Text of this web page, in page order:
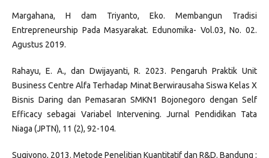
Margahana, H dam Triyanto, Eko. Membangun Tradisi
Entrepreneurship Pada Masyarakat. Edunomika- Vol.03, No. 02.
Agustus 2019.
Rahayu, E. A., dan Dwijayanti, R. 2023. Pengaruh Praktik Unit
Business Centre Alfa Terhadap Minat Berwirausaha Siswa Kelas X
Bisnis Daring dan Pemasaran SMKN1 Bojonegoro dengan Self
Efficacy sebagai Variabel Intervening. Jurnal Pendidikan Tata
Niaga (JPTN), 11 (2), 92-104.
Sugiyono, 2013. Metode Penelitian Kuantitatif dan R&D. Bandung :